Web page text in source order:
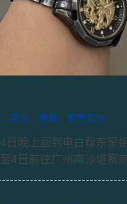
风水，周易，家居风水
日晚上回到电白帮东家
4日前往广州南沙堪察